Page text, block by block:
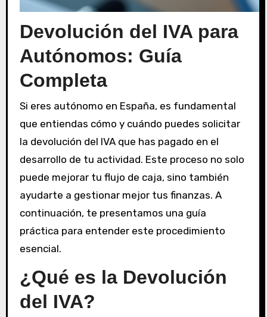
Devolución del IVA para
Autónomos: Guía
Completa
Si eres autónomo en España, es fundamental
que entiendas cómo y cuándo puedes solicitar
la devolución del IVA que has pagado en el
desarrollo de tu actividad. Este proceso no solo
puede mejorar tu flujo de caja, sino también
ayudarte a gestionar mejor tus finanzas. A
continuación, te presentamos una guía
práctica para entender este procedimiento
esencial.
¿Qué es la Devolución
del IVA?